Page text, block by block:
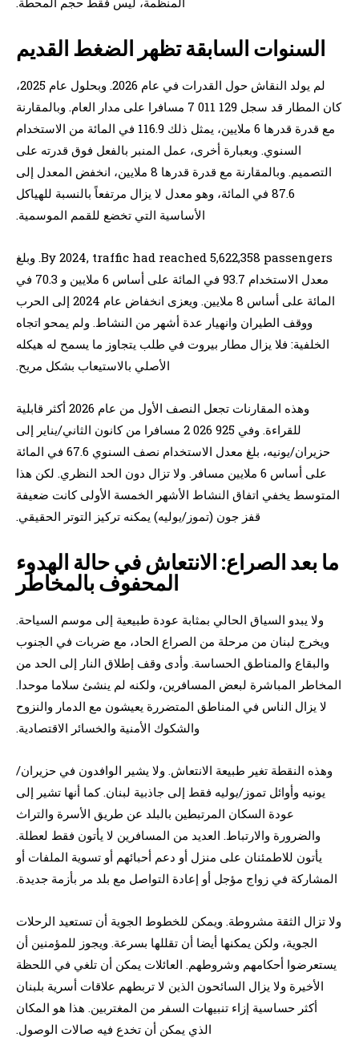
السنوات السابقة تظهر الضغط القديم
لم يولد النقاش حول القدرات في عام 2026. وبحلول عام 2025،
كان المطار قد سجل 129 011 7 مسافرا على مدار العام. وبالمقارنة
مع قدرة قدرها 6 ملايين، يمثل ذلك 116.9 في المائة من الاستخدام
السنوي. وبعبارة أخرى، عمل المنبر بالفعل فوق قدرته على
التصميم. وبالمقارنة مع قدرة قدرها 8 ملايين، انخفض المعدل إلى
87.6 في المائة، وهو معدل لا يزال مرتفعاً بالنسبة للهياكل
الأساسية التي تخضع للقمم الموسمية.
By 2024, traffic had reached 5,622,358 passengers. وبلغ
معدل الاستخدام 93.7 في المائة على أساس 6 ملايين و 70.3 في
المائة على أساس 8 ملايين. ويعزى انخفاض عام 2024 إلى الحرب
ووقف الطيران وانهيار عدة أشهر من النشاط. ولم يمحو اتجاه
الخلفية: فلا يزال مطار بيروت في طلب يتجاوز ما يسمح له هيكله
الأصلي بالاستيعاب بشكل مريح.
وهذه المقارنات تجعل النصف الأول من عام 2026 أكثر قابلية
للقراءة. وفي 925 026 2 مسافرا من كانون الثاني/يناير إلى
حزيران/يونيه، بلغ معدل الاستخدام نصف السنوي 67.6 في المائة
على أساس 6 ملايين مسافر. ولا تزال دون الحد النظري. لكن هذا
المتوسط يخفي اتفاق النشاط الأشهر الخمسة الأولى كانت ضعيفة
قفز جون (تموز/يوليه) يمكنه تركيز التوتر الحقيقي.
ما بعد الصراع: الانتعاش في حالة الهدوء
المحفوف بالمخاطر
ولا يبدو السياق الحالي بمثابة عودة طبيعية إلى موسم السياحة.
ويخرج لبنان من مرحلة من الصراع الحاد، مع ضربات في الجنوب
والبقاع والمناطق الحساسة. وأدى وقف إطلاق النار إلى الحد من
المخاطر المباشرة لبعض المسافرين، ولكنه لم ينشئ سلاما موحدا.
لا يزال الناس في المناطق المتضررة يعيشون مع الدمار والنزوح
والشكوك الأمنية والخسائر الاقتصادية.
وهذه النقطة تغير طبيعة الانتعاش. ولا يشير الوافدون في حزيران/
يونيه وأوائل تموز/يوليه فقط إلى جاذبية لبنان. كما أنها تشير إلى
عودة السكان المرتبطين بالبلد عن طريق الأسرة والتراث
والضرورة والارتباط. العديد من المسافرين لا يأتون فقط لعطلة.
يأتون للاطمئنان على منزل أو دعم أحبائهم أو تسوية الملفات أو
المشاركة في زواج مؤجل أو إعادة التواصل مع بلد مر بأزمة جديدة.
ولا تزال الثقة مشروطة. ويمكن للخطوط الجوية أن تستعيد الرحلات
الجوية، ولكن يمكنها أيضا أن تقللها بسرعة. ويجوز للمؤمنين أن
يستعرضوا أحكامهم وشروطهم. العائلات يمكن أن تلغي في اللحظة
الأخيرة ولا يزال السائحون الذين لا تربطهم علاقات أسرية بلبنان
أكثر حساسية إزاء تنبيهات السفر من المغتربين. هذا هو المكان
الذي يمكن أن تخدع فيه صالات الوصول.